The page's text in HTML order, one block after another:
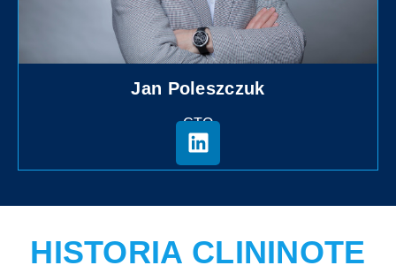
Jan Poleszczuk
CTO
HISTORIA CLININOTE